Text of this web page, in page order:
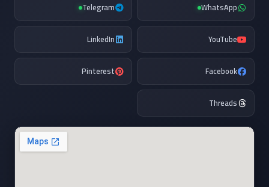
WhatsApp
Telegram
YouTube
LinkedIn
Facebook
Pinterest
Threads